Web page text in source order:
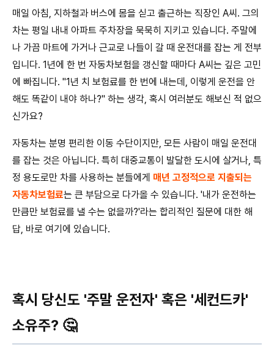
매일 아침, 지하철과 버스에 몸을 싣고 출근하는 직장인 A씨. 그의
차는 평일 내내 아파트 주차장을 묵묵히 지키고 있습니다. 주말에
나 가끔 마트에 가거나 근교로 나들이 갈 때 운전대를 잡는 게 전부
입니다. 1년에 한 번 자동차보험을 갱신할 때마다 A씨는 깊은 고민
에 빠집니다. "1년 치 보험료를 한 번에 내는데, 이렇게 운전을 안
해도 똑같이 내야 하나?" 하는 생각, 혹시 여러분도 해보신 적 없으
신가요?
자동차는 분명 편리한 이동 수단이지만, 모든 사람이 매일 운전대
를 잡는 것은 아닙니다. 특히 대중교통이 발달한 도시에 살거나, 특
정 용도로만 차를 사용하는 분들에게 매년 고정적으로 지출되는
자동차보험료는 큰 부담으로 다가올 수 있습니다. '내가 운전하는
만큼만 보험료를 낼 수는 없을까?'라는 합리적인 질문에 대한 해
답, 바로 여기에 있습니다.
혹시 당신도 '주말 운전자' 혹은 '세컨드카'
소유주? 🤔